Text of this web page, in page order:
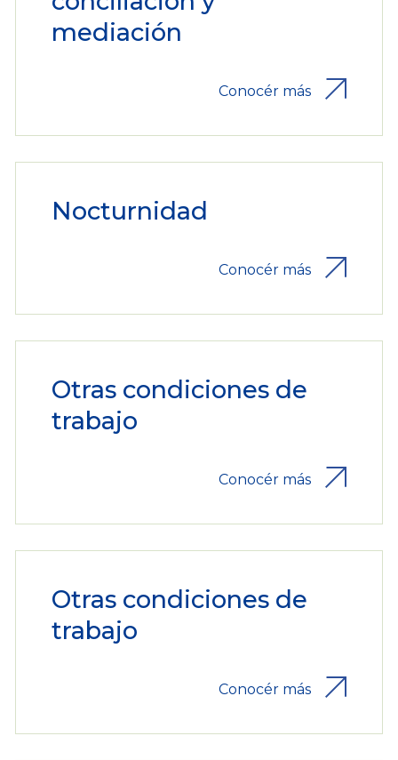
mediación
Conocér más
Nocturnidad
Conocér más
Otras condiciones de
trabajo
Conocér más
Otras condiciones de
trabajo
Conocér más